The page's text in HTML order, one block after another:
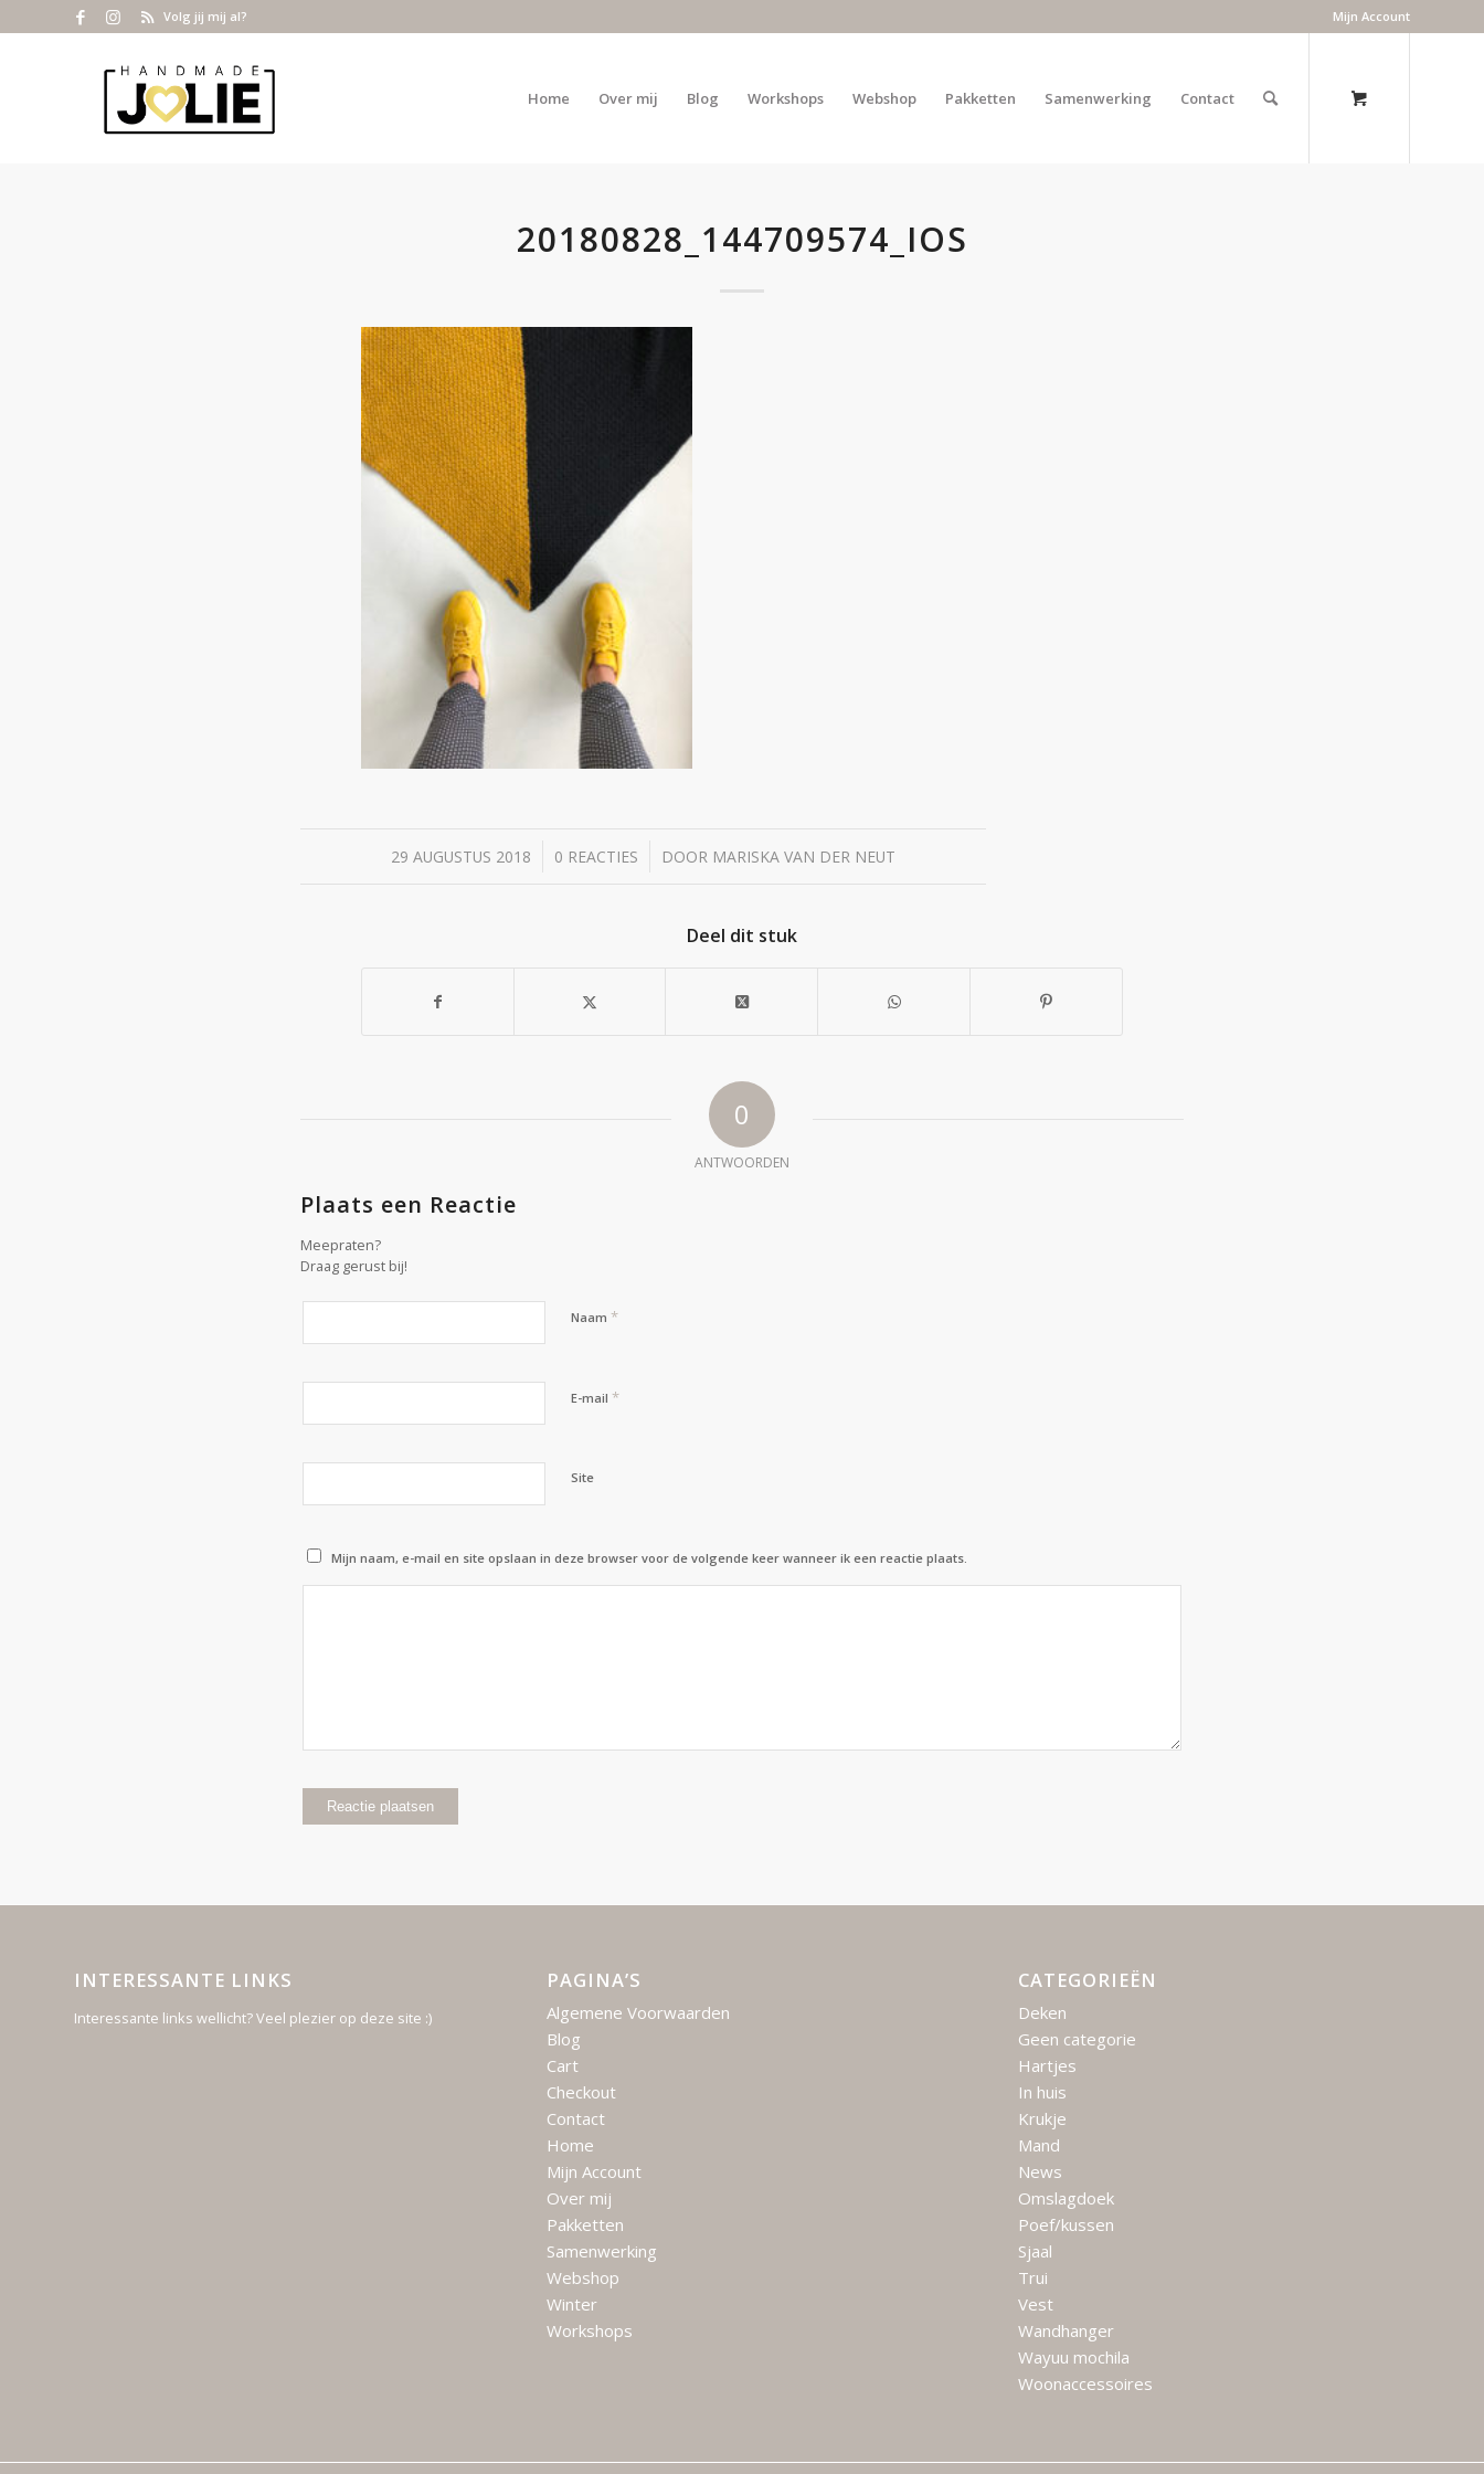
Mijn Account
Volg jij mij al?
Home Over mij Blog Workshops Webshop Pakketten Samenwerking Contact
20180828_144709574_IOS
29 AUGUSTUS 2018
/ 0 REACTIES
/ DOOR MARISKA VAN DER NEUT
Deel dit stuk
0
ANTWOORDEN
Plaats een Reactie
Meepraten?
Draag gerust bij!
Naam *
E-mail *
Site
Mijn naam, e-mail en site opslaan in deze browser voor de volgende keer wanneer ik een reactie plaats.
INTERESSANTE LINKS
Interessante links wellicht? Veel plezier op deze site :)
PAGINA’S
Algemene Voorwaarden
Blog
Cart
Checkout
Contact
Home
Mijn Account
Over mij
Pakketten
Samenwerking
Webshop
Winter
Workshops
CATEGORIEËN
Deken
Geen categorie
Hartjes
In huis
Krukje
Mand
News
Omslagdoek
Poef/kussen
Sjaal
Trui
Vest
Wandhanger
Wayuu mochila
Woonaccessoires